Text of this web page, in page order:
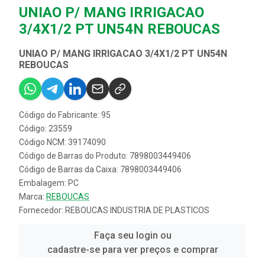
UNIAO P/ MANG IRRIGACAO
3/4X1/2 PT UN54N REBOUCAS
UNIAO P/ MANG IRRIGACAO 3/4X1/2 PT UN54N
REBOUCAS
Código do Fabricante: 95
Código: 23559
Código NCM: 39174090
Código de Barras do Produto: 7898003449406
Código de Barras da Caixa: 7898003449406
Embalagem: PC
Marca: REBOUCAS
Fornecedor: REBOUCAS INDUSTRIA DE PLASTICOS
Faça seu login ou
cadastre-se para ver preços e comprar